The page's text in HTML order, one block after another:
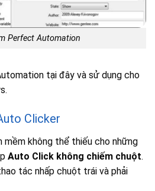
Perfect Automation
tại đây và sử dụng cho
Clicker
mềm không thể thiếu cho những
Auto Click không chiếm chuột.
tác nhấp chuột trái và phải